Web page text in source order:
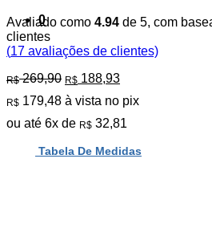
0
Avaliado como 4.94 de 5, com
clientes
(17 avaliações de clientes)
R$269,90 O
preço
original
era:
R$ 188,93O
atual
é:
R$ 179,48 à vista no pix
ou até 6x de R$ 32,81
Tabela De Medidas